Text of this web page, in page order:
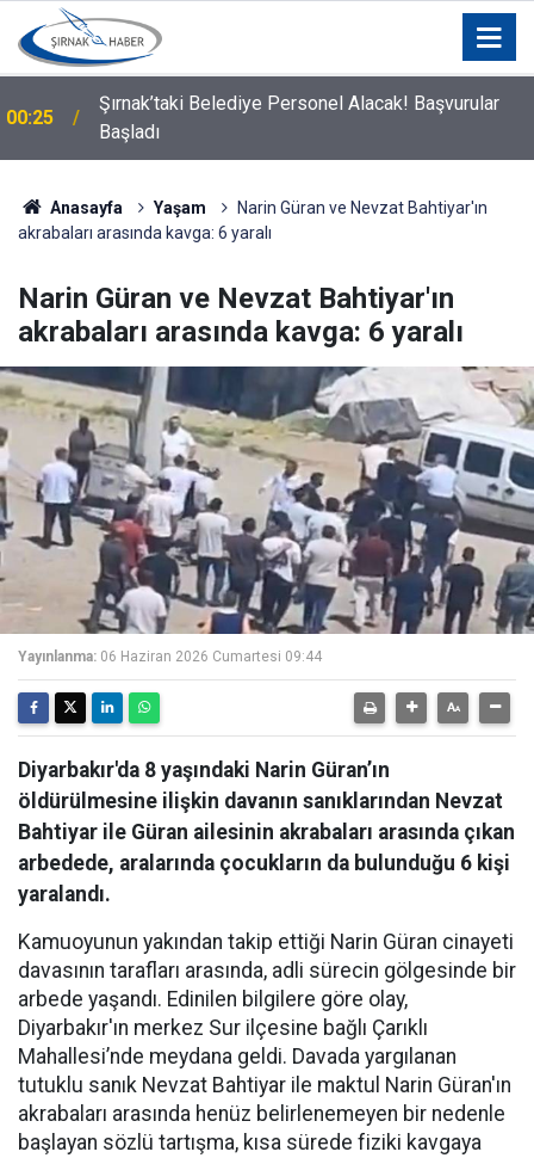
00:21
Silopi Belediyesi'nden Uyarı: 11.00-16.00 Saatleri
Arasında Dışarı Çıkmayın
Anasayfa Yaşam
Narin Güran ve Nevzat Bahtiyar'ın
akrabaları arasında kavga: 6 yaralı
Narin Güran ve Nevzat Bahtiyar'ın
akrabaları arasında kavga: 6 yaralı
Yayınlanma: 06 Haziran 2026 Cumartesi 09:44
Diyarbakır'da 8 yaşındaki Narin Güran’ın
öldürülmesine ilişkin davanın sanıklarından Nevzat
Bahtiyar ile Güran ailesinin akrabaları arasında çıkan
arbedede, aralarında çocukların da bulunduğu 6 kişi
yaralandı.
Kamuoyunun yakından takip ettiği Narin Güran cinayeti
davasının tarafları arasında, adli sürecin gölgesinde bir
arbede yaşandı. Edinilen bilgilere göre olay,
Diyarbakır'ın merkez Sur ilçesine bağlı Çarıklı
Mahallesi’nde meydana geldi. Davada yargılanan
tutuklu sanık Nevzat Bahtiyar ile maktul Narin Güran'ın
akrabaları arasında henüz belirlenemeyen bir nedenle
başlayan sözlü tartışma, kısa sürede fiziki kavgaya